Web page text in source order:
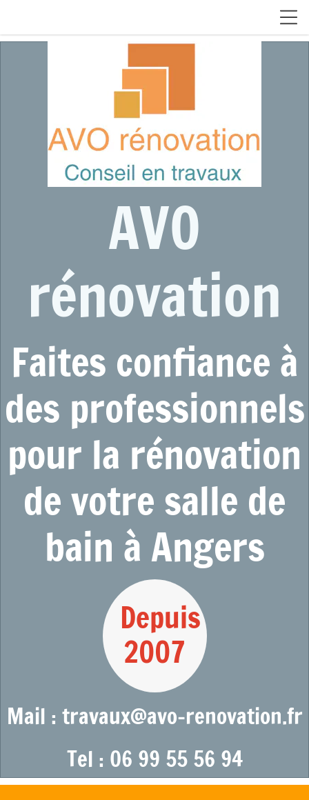
AVO
rénovation
Faites confiance à
des professionnels
pour la rénovation
de votre salle de
bain à Angers
Depuis
2007
Mail : travaux@avo-renovation.fr
Tel : 06 99 55 56 94